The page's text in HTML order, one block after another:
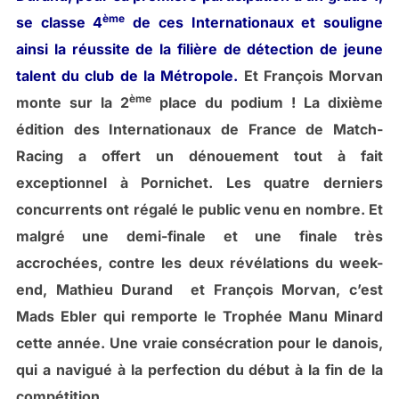
se classe 4ème de ces Internationaux et souligne
ainsi la réussite de la filière de détection de jeune
talent du club de la Métropole. Et François Morvan
monte sur la 2èmeplace du podium ! La dixième
édition des Internationaux de France de Match-
Racing a offert un dénouement tout à fait
exceptionnel à Pornichet. Les quatre derniers
concurrents ont régalé le public venu en nombre. Et
malgré une demi-finale et une finale très
accrochées, contre les deux révélations du week-
end, Mathieu Durand et François Morvan, c’est
Mads Ebler qui remporte le Trophée Manu Minard
cette année. Une vraie consécration pour le danois,
qui a navigué à la perfection du début à la fin de la